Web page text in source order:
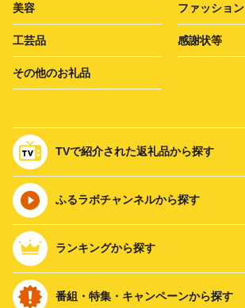
美容 ファッション
工芸品 感謝状等
その他のお礼品
TVで紹介された返礼品から探す
ふるラボチャンネルから探す
ランキングから探す
番組・特集・キャンペーンから探す